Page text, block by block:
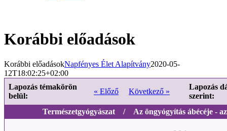
Korábbi előadások
Korábbi előadásokNapfényes Élet Alapítvány2020-05-
12T18:02:25+02:00
Lapozás témakörön
belül:
« Előző Következő »
Lapozás
szerint:
Természetgyógyászat / Az öngyógyítás ábécéje -